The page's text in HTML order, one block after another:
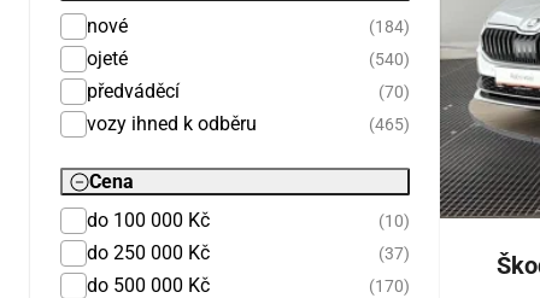
nové
(184)
ojeté (540)
předváděcí (70)
vozy ihned k odběru (465)
Cena
do 100 000 Kč
(10)
do 250 000 Kč (37)
do 500 000 Kč (170)